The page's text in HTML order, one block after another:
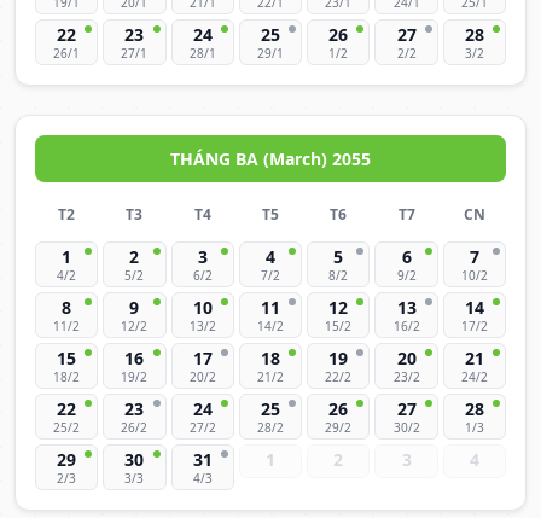
22
26/1
23
27/1
24
28/1
25
29/1
26
1/2
27
2/2
28
3/2
THÁNG BA (March) 2055
T2 T3 T4 T5 T6 T7 CN
1
4/2
2
5/2
3
6/2
4
7/2
5
8/2
6
9/2
7
10/2
8
11/2
9
12/2
10
13/2
11
14/2
12
15/2
13
16/2
14
17/2
15
18/2
16
19/2
17
20/2
18
21/2
19
22/2
20
23/2
21
24/2
22
25/2
23
26/2
24
27/2
25
28/2
26
29/2
27
30/2
28
1/3
29
2/3
30
3/3
31
4/3
1 2 3 4